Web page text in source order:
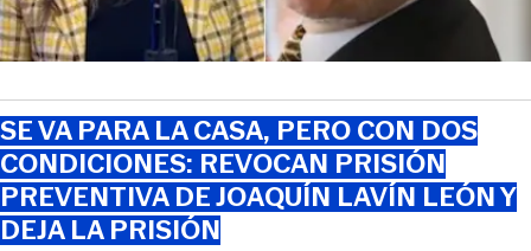
SE VA PARA LA CASA, PERO CON DOS
CONDICIONES: REVOCAN PRISIÓN
PREVENTIVA DE JOAQUÍN LAVÍN LEÓN Y
DEJA LA PRISIÓN